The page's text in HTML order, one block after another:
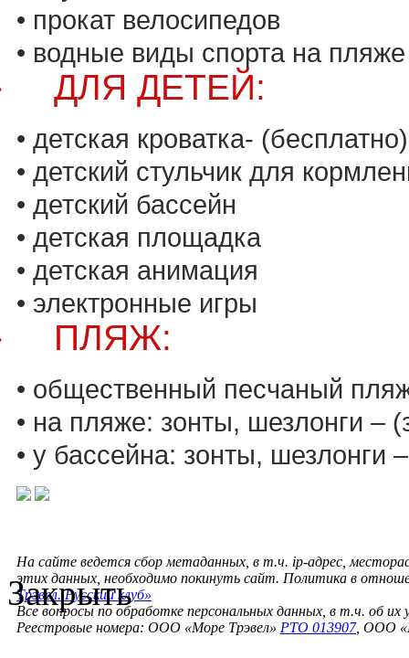
• прокат велосипедов
• водные виды спорта на пляже
ДЛЯ ДЕТЕЙ:
• детская кроватка- (бесплатно)
• детский стульчик для
• детский бассейн
• детская площадка
• детская анимация
• электронные игры
ПЛЯЖ:
• общественный песчаный
• на пляже: зонты, шезлонги –
• у бассейна: зонты, шезлонги
На сайте ведется сбор метаданных, в т.ч. ip-адрес,
этих данных, необходимо покинуть сайт. Политика в
Трэвел. Русский клуб»
Все вопросы по обработке персональных данных, в т.ч. об их
Реестровые номера: ООО «Море Трэвел» РТО 013907, ООО
Закрыть